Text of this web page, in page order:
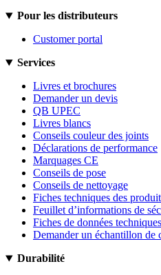
Pour les distributeurs
Customer portal
Services
Livres et brochures
Demander un devis
QB UPEC
Livres blancs
Conseils couleur des joints
Déclarations de performance
Marquages CE
Conseils de pose
Conseils de nettoyage
Fiches techniques des
Feuillet d’informations de
Fiches de données techniques
Demander un échantillon de
Durabilité